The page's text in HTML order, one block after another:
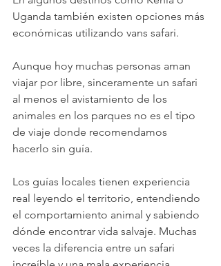
Uganda también existen opciones más
económicas utilizando vans safari.
Aunque hoy muchas personas aman
viajar por libre, sinceramente un safari
al menos el avistamiento de los
animales en los parques no es el tipo
de viaje donde recomendamos
hacerlo sin guía.
Los guías locales tienen experiencia
real leyendo el territorio, entendiendo
el comportamiento animal y sabiendo
dónde encontrar vida salvaje. Muchas
veces la diferencia entre un safari